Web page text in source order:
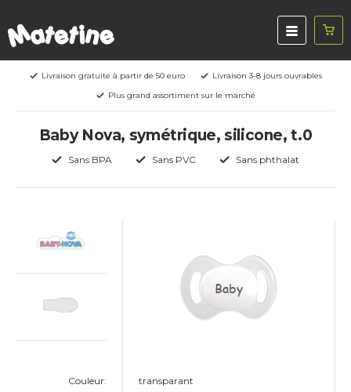
Livraison gratuite à partir de 50 euro
Livraison 3-8 jours ouvrables
Plus grand assortiment sur le marché
Baby Nova, symétrique, silicone, t.0
Sans BPA Sans PVC Sans phthalat
Couleur:
Baby
transparant